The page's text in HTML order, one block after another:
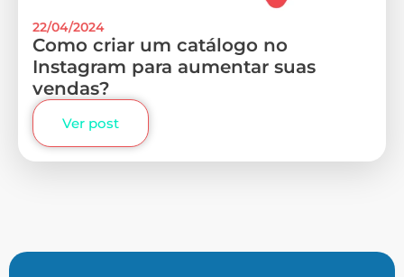
22/04/2024
Como criar um catálogo no
Instagram para aumentar suas
vendas?
Ver post